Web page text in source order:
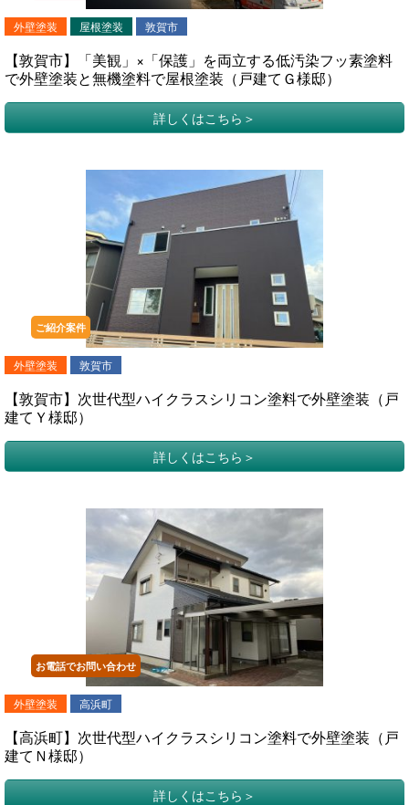
外壁塗装 屋根塗装 敦賀市
【敦賀市】「美観」×「保護」を両立する低汚染フッ素塗料
で外壁塗装と無機塗料で屋根塗装（戸建てＧ様邸）
詳しくはこちら
ご紹介案件
外壁塗装 敦賀市
【敦賀市】次世代型ハイクラスシリコン塗料で外壁塗装（戸
建てＹ様邸）
詳しくはこちら
お電話でお問い合わせ
外壁塗装 高浜町
【高浜町】次世代型ハイクラスシリコン塗料で外壁塗装（戸
建てＮ様邸）
詳しくはこちら